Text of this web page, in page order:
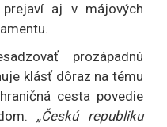
aj v májových
prozápadnú
klásť dôraz na tému
cesta povedie
„Českú republiku